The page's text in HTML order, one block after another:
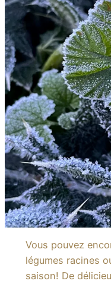
Vous pouvez
légumes racines
saison! De